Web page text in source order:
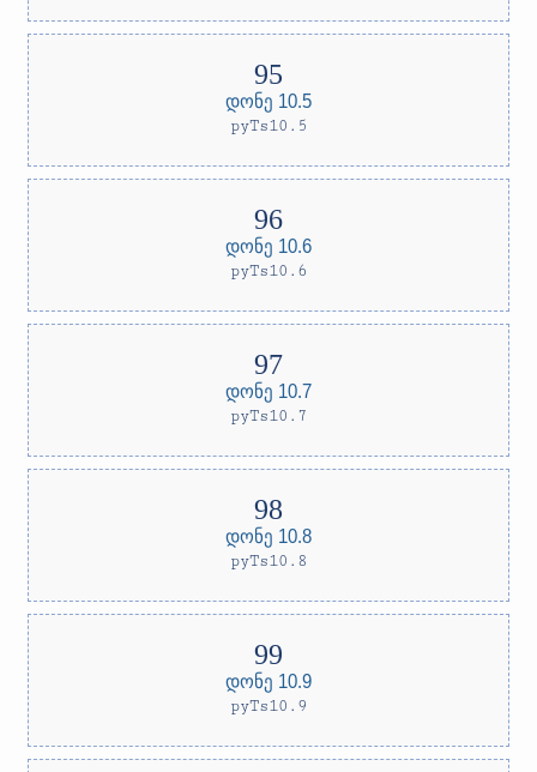
დონე 10.5
pyTs10.5
დონე 10.6
pyTs10.6
დონე 10.7
pyTs10.7
დონე 10.8
pyTs10.8
დონე 10.9
pyTs10.9